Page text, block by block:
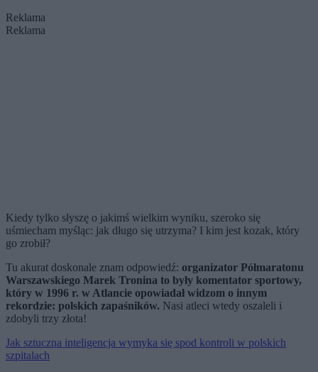
Reklama
Reklama
Kiedy tylko słyszę o jakimś wielkim wyniku, szeroko się
uśmiecham myśląc: jak długo się utrzyma? I kim jest kozak, który
go zrobił?
Tu akurat doskonale znam odpowiedź: organizator Półmaratonu
Warszawskiego Marek Tronina to były komentator sportowy,
który w 1996 r. w Atlancie opowiadał widzom o innym
rekordzie: polskich zapaśników. Nasi atleci wtedy oszaleli i
zdobyli trzy złota!
Jak sztuczna inteligencja wymyka się spod kontroli w polskich
szpitalach